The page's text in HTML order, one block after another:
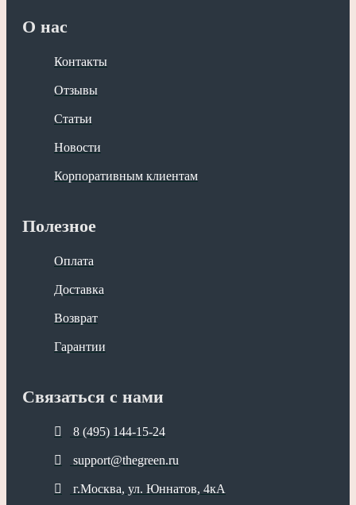
О нас
Контакты
Отзывы
Статьи
Новости
Корпоративным клиентам
Полезное
Оплата
Доставка
Возврат
Гарантии
Связаться с нами
8 (495) 144-15-24
support@thegreen.ru
г.Москва, ул. Юннатов, 4кА